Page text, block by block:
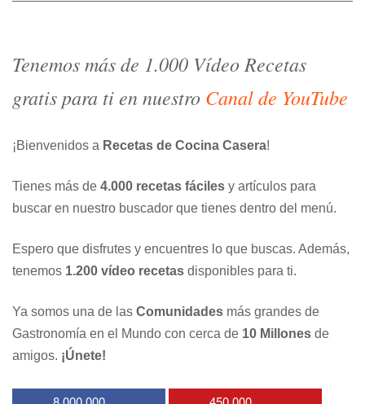
Tenemos más de 1.000 Vídeo Recetas
gratis para ti en nuestro Canal de YouTube
¡Bienvenidos a Recetas de Cocina Casera!
Tienes más de 4.000 recetas fáciles y artículos para
buscar en nuestro buscador que tienes dentro del menú.
Espero que disfrutes y encuentres lo que buscas. Además,
tenemos 1.200 vídeo recetas disponibles para ti.
Ya somos una de las Comunidades más grandes de
Gastronomía en el Mundo con cerca de 10 Millones de
amigos. ¡Únete!